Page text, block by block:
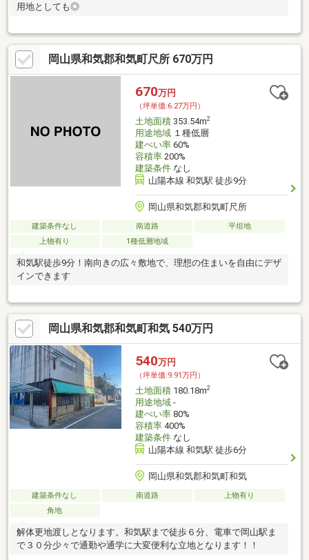
用地としても◎
岡山県和気郡和気町尺所 670万円
670万円
（坪単価:6.27万円）
土地面積353.54m2
用途地域１種低層
建ぺい率60%
容積率200%
建築条件なし
山陽本線 和気駅 徒歩9分
岡山県和気郡和気町尺所
建築条件なし 南道路
平坦地
上物有り
1種低層地域
和気駅徒歩9分！南向きの広々敷地で、理想の住まいを自由にデザ
インできます
岡山県和気郡和気町和気 540万円
540万円
（坪単価:9.91万円）
土地面積180.18m2
用途地域-
建ぺい率80%
容積率400%
建築条件なし
山陽本線 和気駅 徒歩6分
岡山県和気郡和気町和気
建築条件なし 南道路
上物有り
角地
解体更地渡しとなります。和気駅まで徒歩６分、電車で岡山駅ま
で３０分少々で通勤や通学に大変便利な立地となります！！